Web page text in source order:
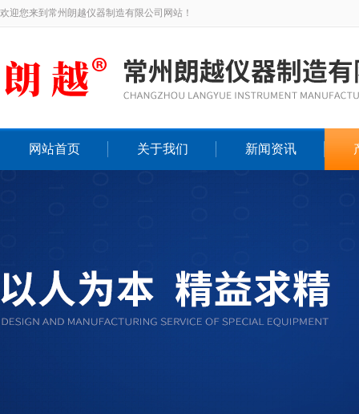
欢迎您来到常州朗越仪器制造有限公司网站！
网站首页 关于我们 新闻资讯